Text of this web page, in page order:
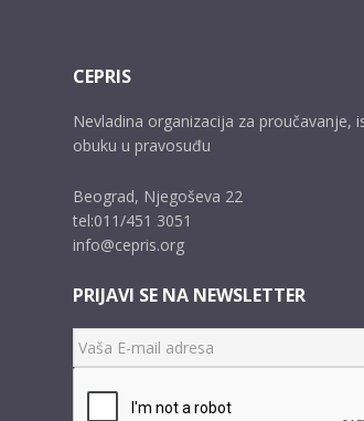
CEPRIS
Nevladina organizacija za proučavanje,
obuku u pravosuđu
Beograd, Njegoševa 22
tel:011/451 3051
info@cepris.org
PRIJAVI SE NA NEWSLETTER